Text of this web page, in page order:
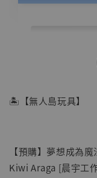
🏝【無人島玩具】
【預購】夢想成為
Kiwi Araga [晨宇工